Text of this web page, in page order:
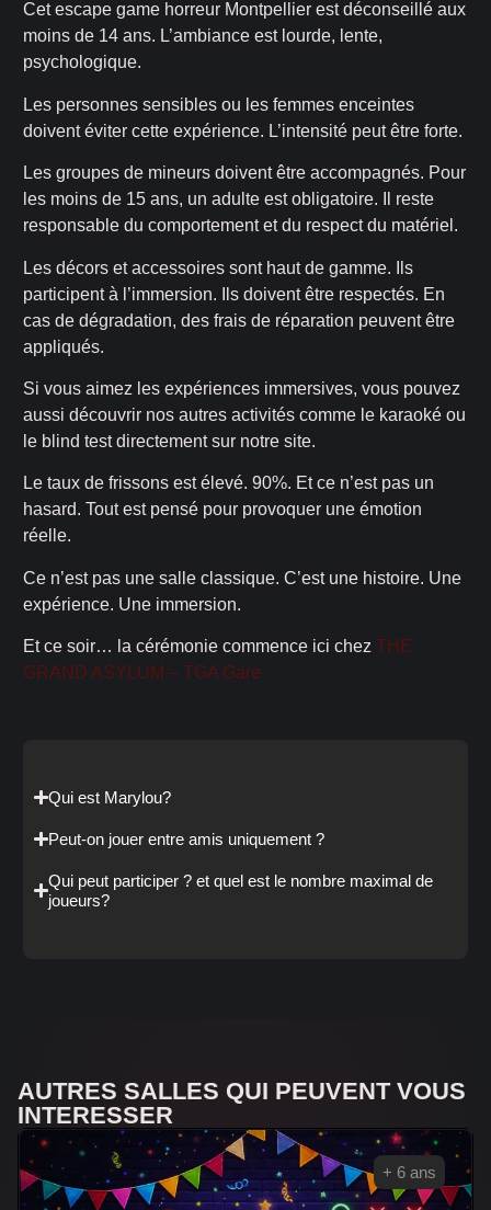
Cet escape game horreur Montpellier est déconseillé aux
moins de 14 ans. L’ambiance est lourde, lente,
psychologique.
Les personnes sensibles ou les femmes enceintes
doivent éviter cette expérience. L’intensité peut être forte.
Les groupes de mineurs doivent être accompagnés. Pour
les moins de 15 ans, un adulte est obligatoire. Il reste
responsable du comportement et du respect du matériel.
Les décors et accessoires sont haut de gamme. Ils
participent à l’immersion. Ils doivent être respectés. En
cas de dégradation, des frais de réparation peuvent être
appliqués.
Si vous aimez les expériences immersives, vous pouvez
aussi découvrir nos autres activités comme le karaoké ou
le blind test directement sur notre site.
Le taux de frissons est élevé. 90%. Et ce n’est pas un
hasard. Tout est pensé pour provoquer une émotion
réelle.
Ce n’est pas une salle classique. C’est une histoire. Une
expérience. Une immersion.
Et ce soir… la cérémonie commence ici chez THE
GRAND ASYLUM – TGA Gare
Qui est Marylou?
Peut-on jouer entre amis uniquement ?
Qui peut participer ? et quel est le nombre maximal de
joueurs?
AUTRES SALLES QUI PEUVENT VOUS
INTERESSER
+ 6 ans